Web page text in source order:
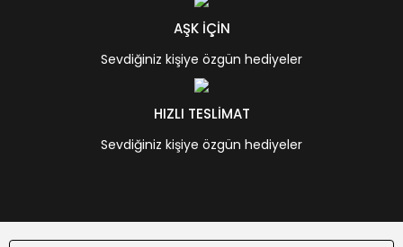
AŞK İÇİN
Sevdiğiniz kişiye özgün hediyeler
HIZLI TESLİMAT
Sevdiğiniz kişiye özgün hediyeler